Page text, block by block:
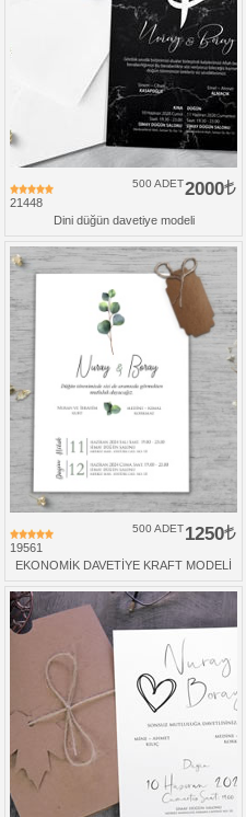
21448
2000
500 ADET
Dini düğün davetiye modeli
19561
1250
500 ADET
EKONOMİK DAVETİYE KRAFT MODELİ